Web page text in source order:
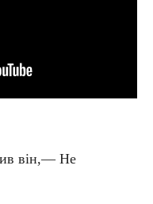
він,— Не